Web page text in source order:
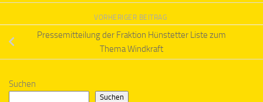
VORHERIGER BEITRAG
Pressemitteilung der Fraktion Hünstetter Liste zum
Thema Windkraft
Suchen
Suchen